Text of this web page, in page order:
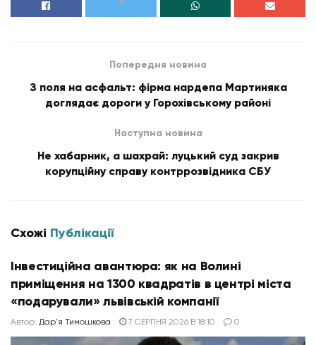
Попередня новина
З поля на асфальт: фірма нардепа Мартиняка
доглядає дороги у Горохівському районі
Наступна новина
Не хабарник, а шахрай: луцький суд закрив
корупційну справу контррозвідника СБУ
Схожі Публікації
Інвестиційна авантюра: як на Волині
приміщення на 1300 квадратів в центрі міста
«подарували» львівській компанії
Автор: Дар'я Тимошкова 7 СЕРПНЯ 2026 В 18:10 0